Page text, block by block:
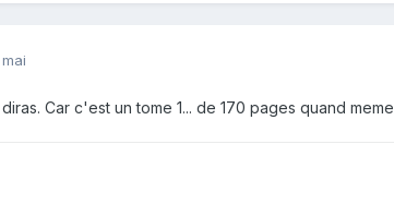
Car c'est un tome 1... de 170 pages quand meme